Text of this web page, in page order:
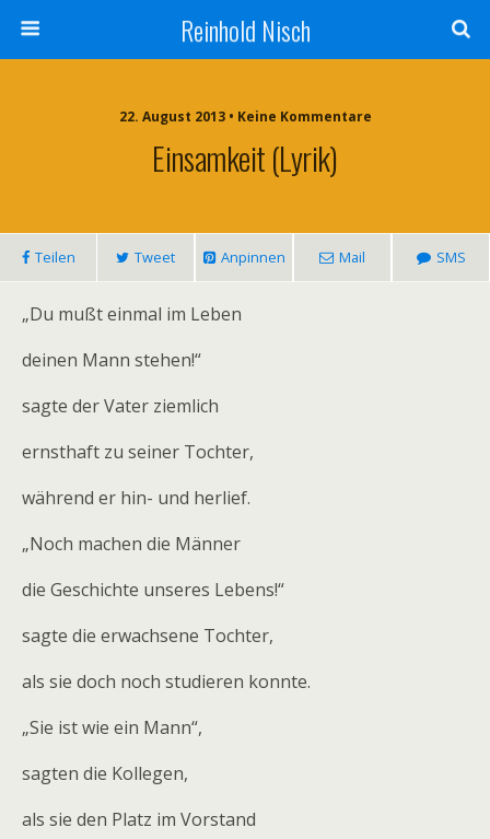
Reinhold Nisch
22. August 2013 • Keine Kommentare
Einsamkeit (Lyrik)
Teilen Tweet Anpinnen Mail SMS
„Du mußt einmal im Leben
deinen Mann stehen!“
sagte der Vater ziemlich
ernsthaft zu seiner Tochter,
während er hin- und herlief.
„Noch machen die Männer
die Geschichte unseres Lebens!“
sagte die erwachsene Tochter,
als sie doch noch studieren konnte.
„Sie ist wie ein Mann“,
sagten die Kollegen,
als sie den Platz im Vorstand